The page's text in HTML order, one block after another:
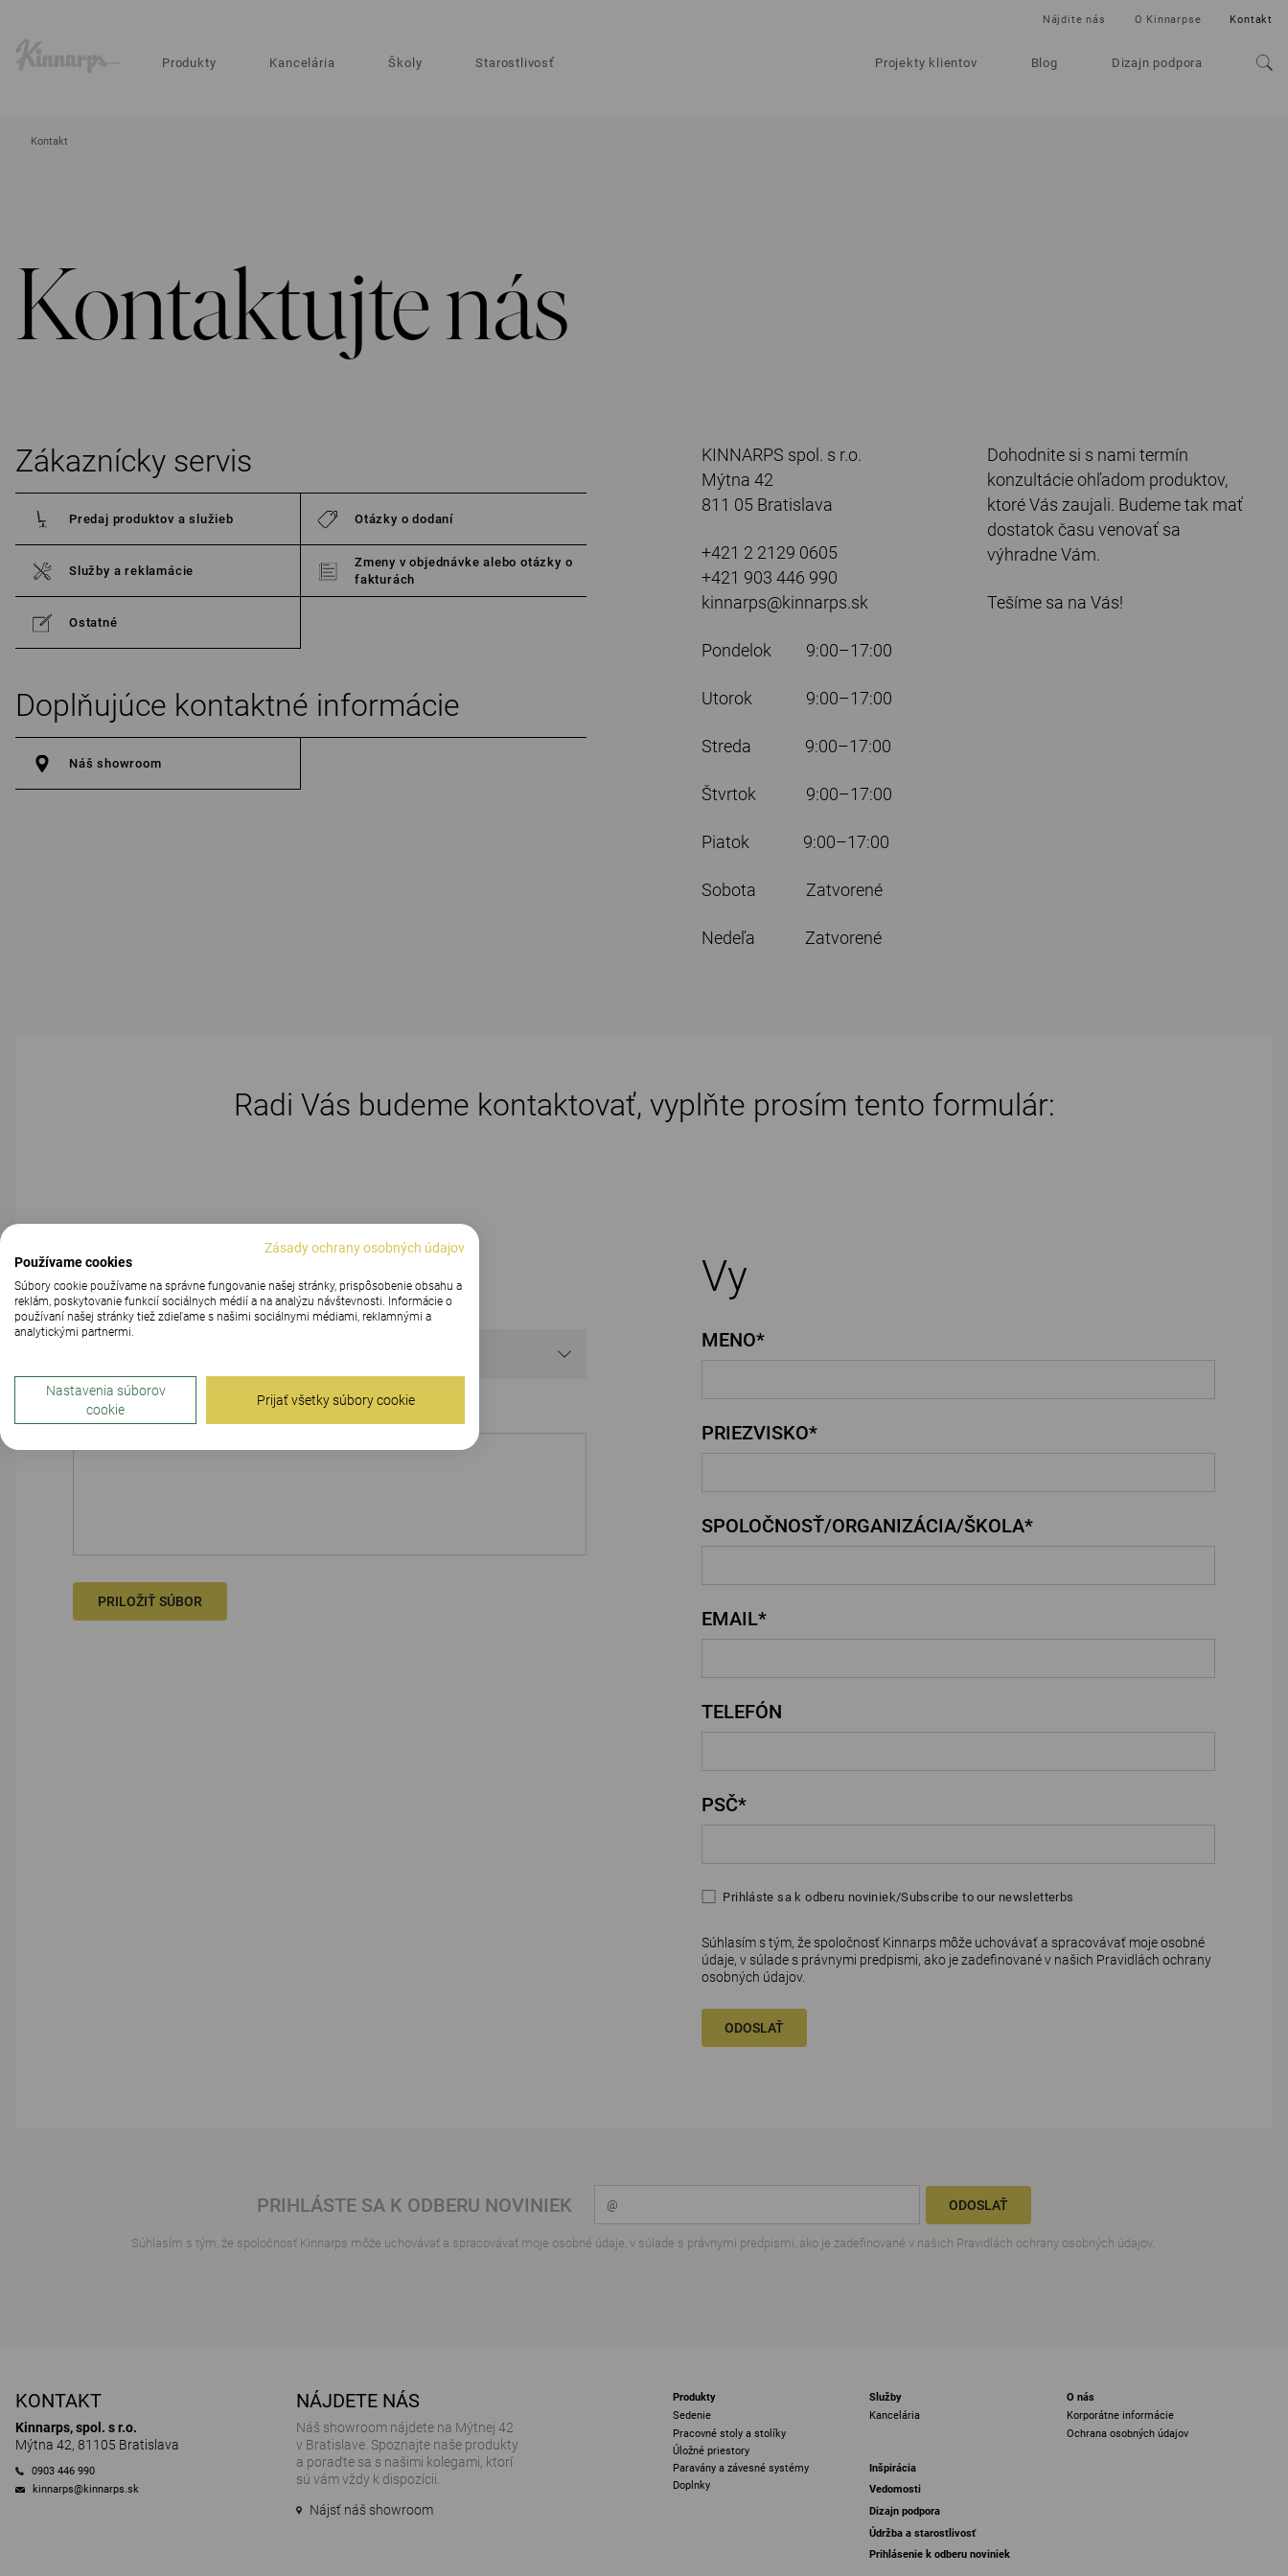
Produkty Kancelária Školy Starostlivosť Projekty klientov Blog Dizajn podpora
Nájdite nás O Kinnarpse Kontakt
Kontakt
Kontaktujte nás
Zákaznícky servis
Predaj produktov a služieb Otázky o dodaní
Služby a reklamácie
Zmeny v objednávke alebo otázky o
fakturách
Ostatné
Doplňujúce kontaktné informácie
Náš showroom
KINNARPS spol. s r.o.
Mýtna 42
811 05 Bratislava
+421 2 2129 0605
+421 903 446 990
kinnarps@kinnarps.sk
Pondelok 9:00–17:00
Utorok 9:00–17:00
Streda 9:00–17:00
Štvrtok 9:00–17:00
Piatok 9:00–17:00
Sobota Zatvorené
Nedeľa Zatvorené
Dohodnite si s nami termín
konzultácie ohľadom produktov,
ktoré Vás zaujali. Budeme tak mať
dostatok času venovať sa
výhradne Vám.
Tešíme sa na Vás!
Radi Vás budeme kontaktovať, vyplňte prosím tento formulár:
Predmet
SPRÁVA
PRILOŽIŤ SÚBOR
Vy
MENO*
PRIEZVISKO*
SPOLOČNOSŤ/ORGANIZÁCIA/ŠKOLA*
EMAIL*
TELEFÓN
PSČ*
Prihláste sa k odberu noviniek/Subscribe to our newsletterbs
Súhlasím s tým, že spoločnosť Kinnarps môže uchovávať a spracovávať moje osobné
údaje, v súlade s právnymi predpismi, ako je zadefinované v našich Pravidlách ochrany
osobných údajov.
ODOSLAŤ
PRIHLÁSTE SA K ODBERU NOVINIEK ODOSLAŤ
Súhlasím s tým, že spoločnosť Kinnarps môže uchovávať a spracovávať moje osobné údaje, v súlade s právnymi predpismi, ako je zadefinované v našich Pravidlách ochrany osobných údajov.
KONTAKT
Kinnarps, spol. s r.o.
Mýtna 42, 81105 Bratislava
0903 446 990
kinnarps@kinnarps.sk
NÁJDETE NÁS
Náš showroom nájdete na Mýtnej 42
v Bratislave. Spoznajte naše produkty
a poraďte sa s našimi kolegami, ktorí
sú vám vždy k dispozícii.
Nájsť náš showroom
Produkty
Sedenie
Pracovné stoly a stolíky
Úložné priestory
Paravány a závesné systémy
Doplnky
Služby
Kancelária
O nás
Korporátne informácie
Ochrana osobných údajov
Inšpirácia
Vedomosti
Dizajn podpora
Údržba a starostlivosť
Prihlásenie k odberu noviniek
Zásady ochrany osobných údajov
Používame cookies
Súbory cookie používame na správne fungovanie našej stránky, prispôsobenie obsahu a
reklám, poskytovanie funkcií sociálnych médií a na analýzu návštevnosti. Informácie o
používaní našej stránky tiež zdieľame s našimi sociálnymi médiami, reklamnými a
analytickými partnermi.
Nastavenia súborov
cookie
Prijať všetky súbory cookie